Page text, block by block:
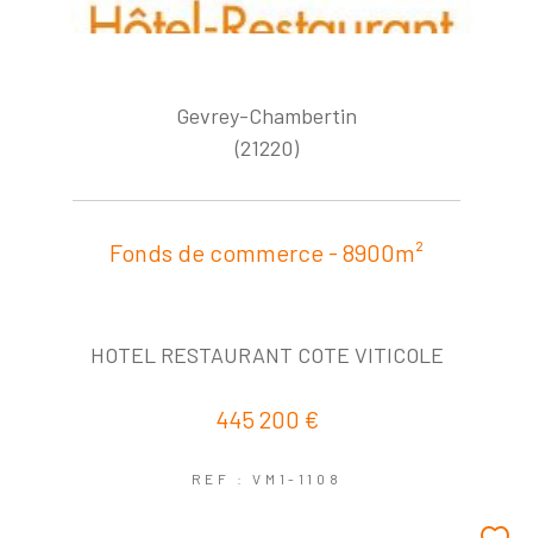
Gevrey-Chambertin
(21220)
Fonds de commerce - 8900m²
HOTEL RESTAURANT COTE VITICOLE
445 200 €
REF : VM1-1108
TERRASSE PARKING PISCINE
COUPS DE COEUR